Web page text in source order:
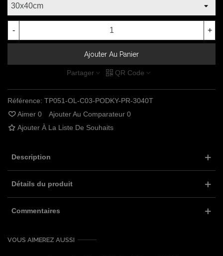
- +
Ajouter Au Panier
Partager QR Code
Référence: TP051-OL-C03-PODKY-PR-3040T
Aimer 0 Ajouter Au Comparateur 0
Ajouter À La Liste De Souhaits
Description
Détails du produit
Commentaires
VOUS AIMEREZ AUSSI